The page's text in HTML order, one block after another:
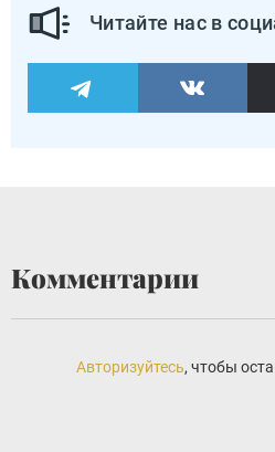
Читайте нас в
Комментарии
Авторизуйтесь, чтобы